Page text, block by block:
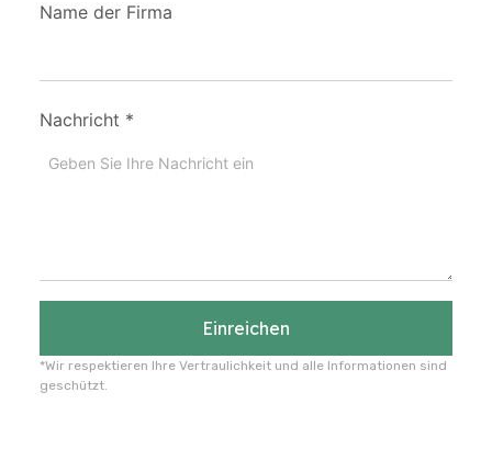
Name der Firma
Nachricht *
Einreichen
*Wir respektieren Ihre Vertraulichkeit und alle Informationen sind
geschützt.